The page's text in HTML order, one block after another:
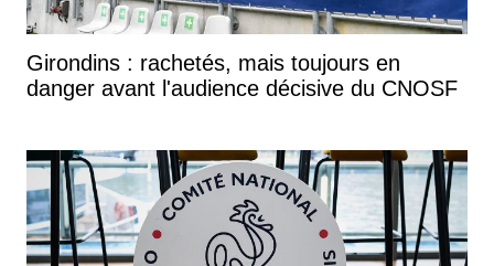
Girondins : rachetés, mais toujours en
danger avant l'audience décisive du CNOSF